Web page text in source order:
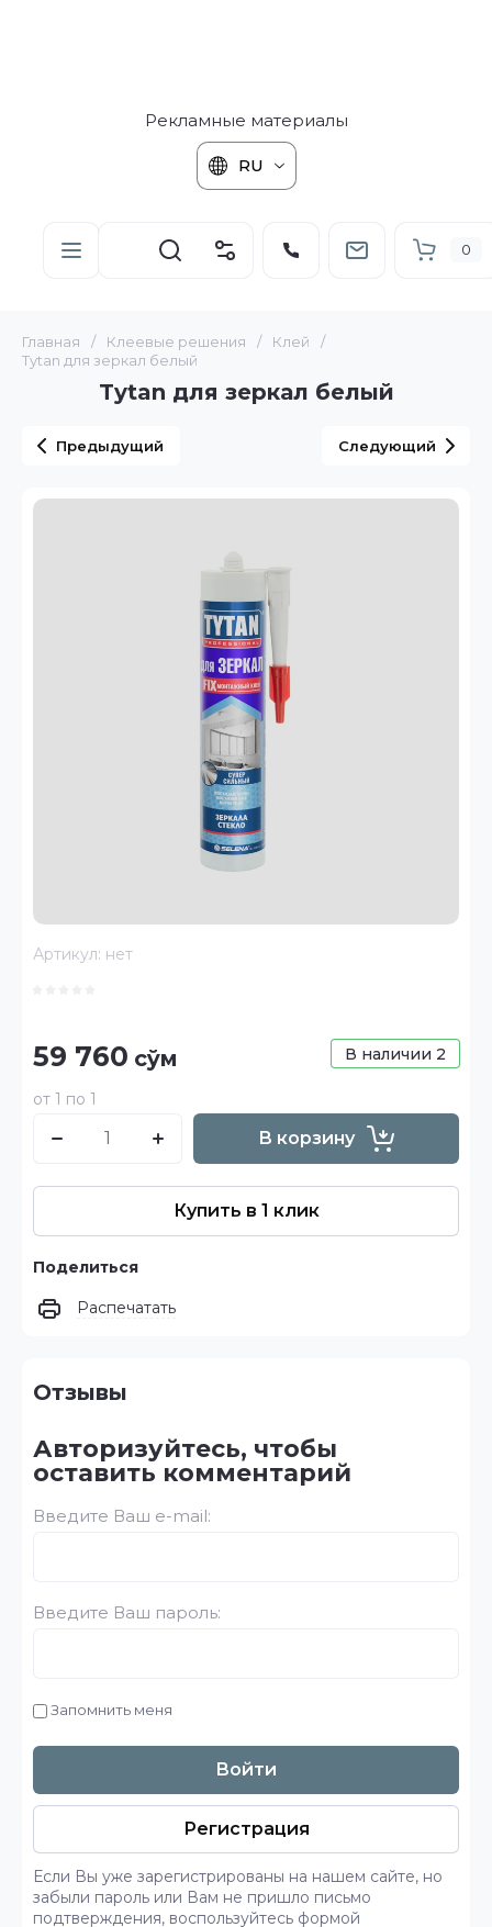
Рекламные материалы
RU
0
Главная / Клеевые решения / Клей
/
Tytan для зеркал белый
Tytan для зеркал белый
Предыдущий Следующий
Артикул: нет
В наличии 2
59 760 сўм
от 1 по 1
В корзину
Купить в 1 клик
Поделиться
Распечатать
Отзывы
Авторизуйтесь, чтобы
оставить комментарий
Введите Ваш e-mail:
Введите Ваш пароль:
Запомнить меня
Войти
Регистрация
Если Вы уже зарегистрированы на нашем сайте, но
забыли пароль или Вам не пришло письмо
подтверждения, воспользуйтесь формой